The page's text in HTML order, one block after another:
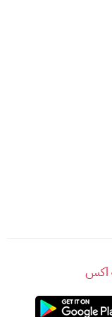
اكس